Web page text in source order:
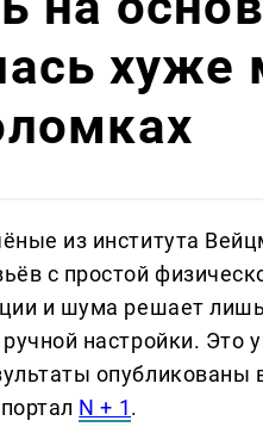
хуже
из института
с простой
и шума решает
настройки.
опубликованы
N + 1.